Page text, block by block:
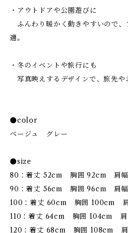
・アウトドアや公園遊びに
ふんわり暖かく動きやすいので、
適。
・冬のイベントや旅行にも
写真映えするデザインで、旅先や
●color
ベージュ グレー
●size
80：着丈 52cm 胸囲 92cm 肩
90：着丈 56cm 胸囲 96cm 肩
100：着丈 60cm 胸囲 100cm
110：着丈 64cm 胸囲 104cm
120：着丈 68cm 胸囲 108cm